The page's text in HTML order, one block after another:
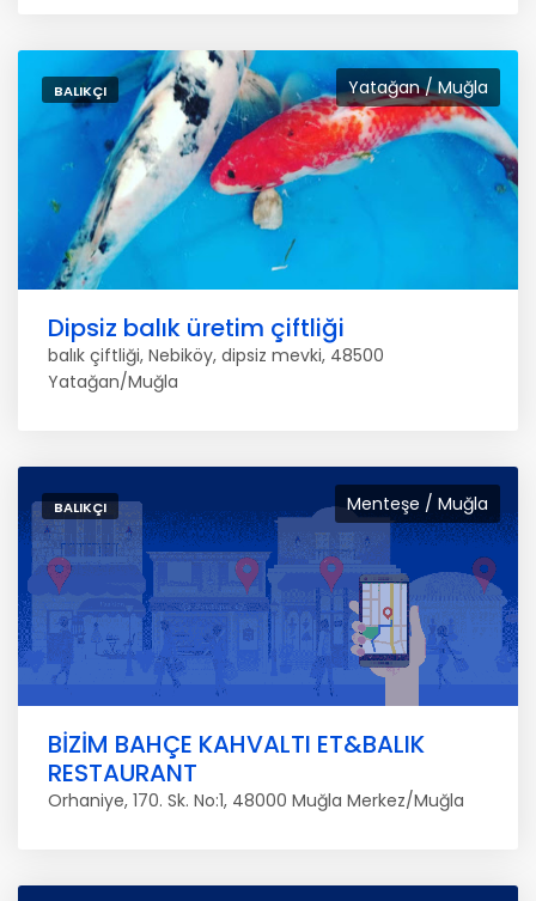
Yatağan / Muğla
BALIKÇI
Dipsiz balık üretim çiftliği
balık çiftliği, Nebiköy, dipsiz mevki, 48500
Yatağan/Muğla
Menteşe / Muğla
BALIKÇI
BİZİM BAHÇE KAHVALTI ET&BALIK
RESTAURANT
Orhaniye, 170. Sk. No:1, 48000 Muğla Merkez/Muğla